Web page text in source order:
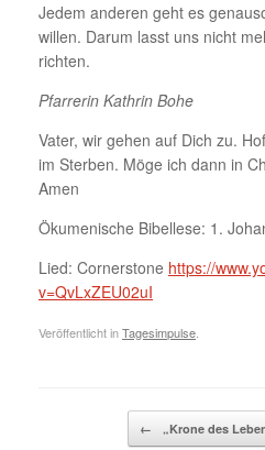
Jedem anderen geht es
willen. Darum lasst uns nicht
richten.
Pfarrerin Kathrin Bohe
Vater, wir gehen auf Dich zu.
im Sterben. Möge ich dann in
Amen
Ökumenische Bibellese: 1.
Lied: Cornerstone https://
v=QvLxZEU02uI
Veröffentlicht inTagesimpulse
← „Krone des